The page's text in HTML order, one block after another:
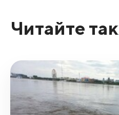
Читайте